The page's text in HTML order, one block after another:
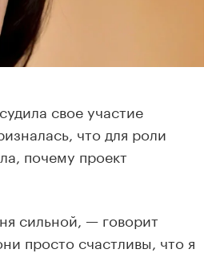
свое участие
что для роли
почему проект
сильной, — говорит
просто счастливы, что я